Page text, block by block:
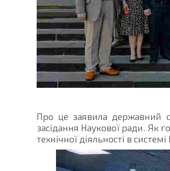
Про це заявила державний
засідання Наукової ради. Як
технічної діяльності в